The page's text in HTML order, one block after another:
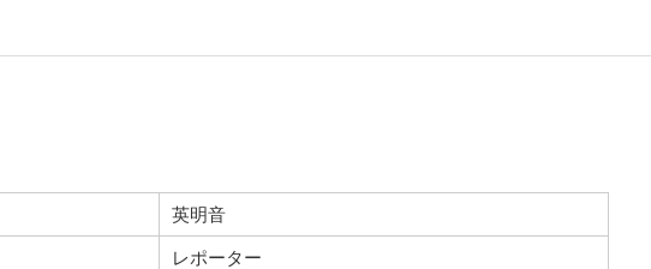
英明音
レポーター